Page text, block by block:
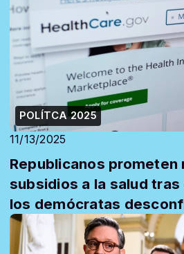
POLÍTCA 2025
11/13/2025
Republicanos prometen
subsidios a la salud
los demócratas